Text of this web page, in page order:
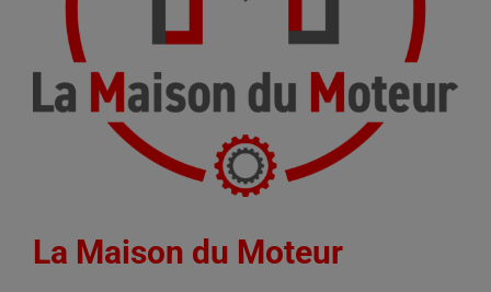
La Maison du Moteur